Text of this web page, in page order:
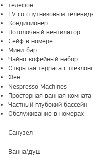
телефон
TV со спутниковым
Кондиционер
Потолочный вентилятор
Сейф в номере
Мини-бар
Чайно-кофейный набор
Открытая терраса с
Фен
Nespresso Machines
Просторная ванная
Частный глубокий бассейн
Обслуживание в номерах
Санузел
Ванна/душ